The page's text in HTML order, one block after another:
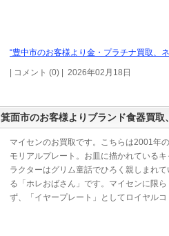
“豊中市のお客様より金・プラチナ買取、
| コメント (0) | 2026年02月18日
箕面市のお客様よりブランド食器買取
マイセンのお買取です。こちらは2001年
モリアルプレート。お皿に描かれているキ
ラクターはグリム童話でひろく親しまれて
る「ホレおばさん」です。マイセンに限ら
ず、「イヤープレート」としてロイヤルコ